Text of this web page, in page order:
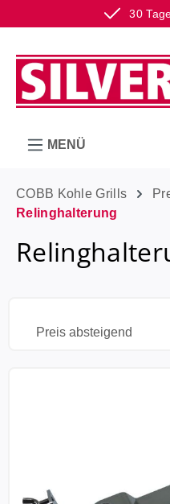
30
Zum Hauptinhalt springen
MENÜ
COBB Kohle Grills
Relinghalterung